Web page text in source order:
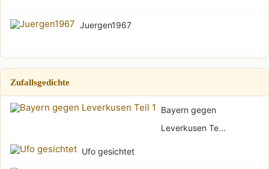
Juergen1967
Zufallsgedichte
Bayern gegen
Leverkusen Te...
Ufo gesichtet